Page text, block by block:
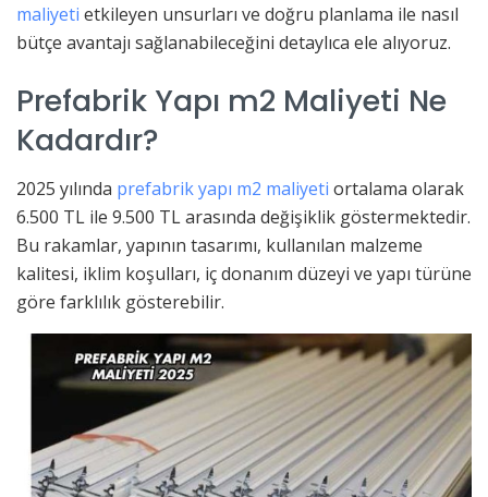
maliyeti etkileyen unsurları ve doğru planlama ile nasıl
bütçe avantajı sağlanabileceğini detaylıca ele alıyoruz.
Prefabrik Yapı m2 Maliyeti Ne
Kadardır?
2025 yılında prefabrik yapı m2 maliyeti ortalama olarak
6.500 TL ile 9.500 TL arasında değişiklik göstermektedir.
Bu rakamlar, yapının tasarımı, kullanılan malzeme
kalitesi, iklim koşulları, iç donanım düzeyi ve yapı türüne
göre farklılık gösterebilir.